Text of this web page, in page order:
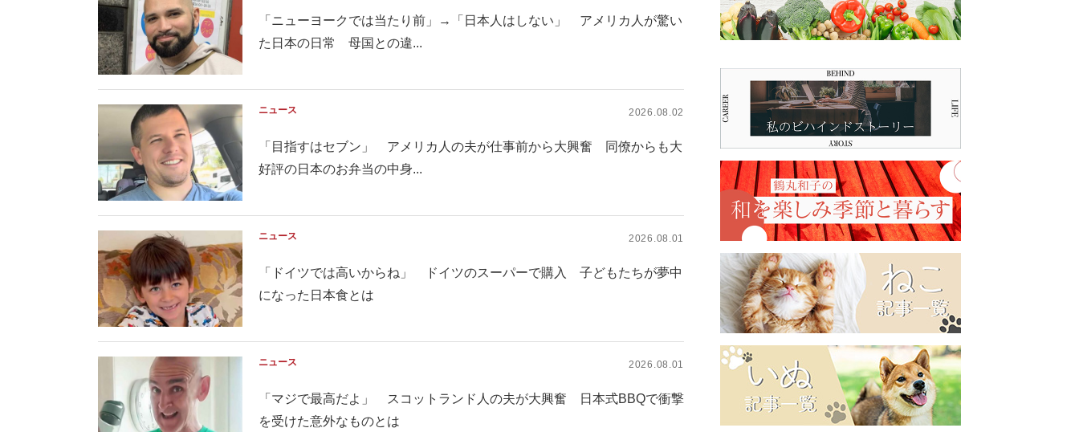
「ニューヨークでは当たり前」→「日本人はしない」 アメリカ人が驚い
た日本の日常 母国との違...
ニュース 2026.08.02
「目指すはセブン」 アメリカ人の夫が仕事前から大興奮 同僚からも大
好評の日本のお弁当の中身...
ニュース 2026.08.01
「ドイツでは高いからね」 ドイツのスーパーで購入 子どもたちが夢中
になった日本食とは
ニュース 2026.08.01
「マジで最高だよ」 スコットランド人の夫が大興奮 日本式BBQで衝撃
を受けた意外なものとは